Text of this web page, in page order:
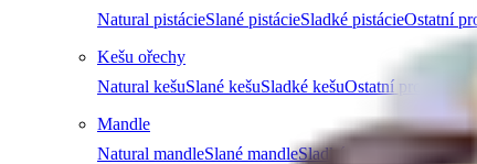
Natural pistácieSlané pistácieSladké pistácieOstatní
Kešu ořechy
Natural kešuSlané kešuSladké kešuOstatní produkty z
Mandle
Natural mandleSlané mandleSladké mandle Ostatní